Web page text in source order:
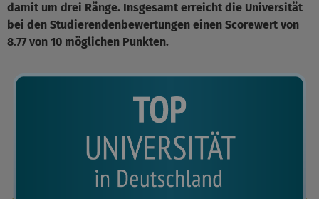
damit um drei Ränge. Insgesamt erreicht die Universität
bei den Studierendenbewertungen einen Scorewert von
8.77 von 10 möglichen Punkten.